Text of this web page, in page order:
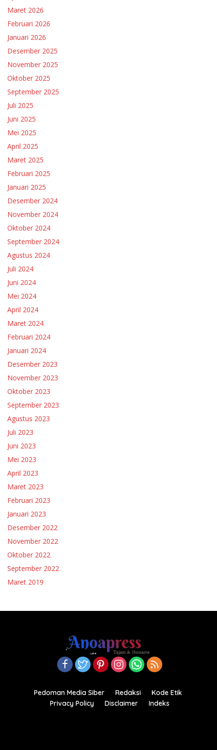
Maret 2026
Februari 2026
Januari 2026
Desember 2025
November 2025
Oktober 2025
September 2025
Juli 2025
Juni 2025
Mei 2025
April 2025
Maret 2025
Februari 2025
Januari 2025
Desember 2024
November 2024
Oktober 2024
September 2024
Agustus 2024
Juli 2024
Juni 2024
Mei 2024
April 2024
Maret 2024
Februari 2024
Januari 2024
Desember 2023
November 2023
Oktober 2023
September 2023
Agustus 2023
Juli 2023
Juni 2023
Mei 2023
April 2023
Maret 2023
Februari 2023
Januari 2023
Desember 2022
November 2022
Oktober 2022
September 2022
Maret 2019
Pedoman Media Siber Redaksi
Kode Etik
Privacy Policy
Disclaimer
Indeks